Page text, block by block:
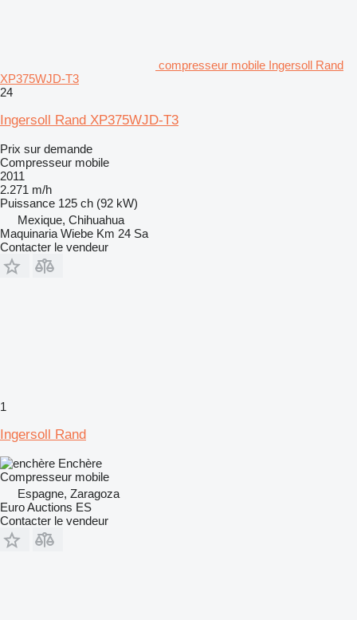
compresseur mobile Ingersoll Rand
XP375WJD-T3
24
Ingersoll Rand XP375WJD-T3
Prix sur demande
Compresseur mobile
2011
2.271 m/h
Puissance 125 ch (92 kW)
Mexique, Chihuahua
Maquinaria Wiebe Km 24 Sa
Contacter le vendeur
1
Ingersoll Rand
Enchère
Compresseur mobile
Espagne, Zaragoza
Euro Auctions ES
Contacter le vendeur